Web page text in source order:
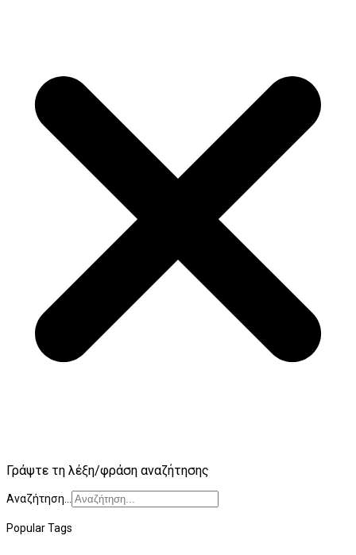
Γράψτε τη λέξη/φράση αναζήτησης
Αναζήτηση...
Popular Tags